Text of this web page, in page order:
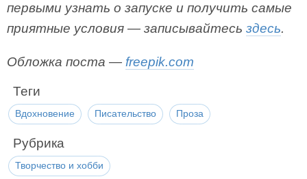
первыми узнать о запуске и получить самые
приятные условия — записывайтесь здесь.
Обложка поста — freepik.com
Теги
Вдохновение Писательство Проза
Рубрика
Творчество и хобби